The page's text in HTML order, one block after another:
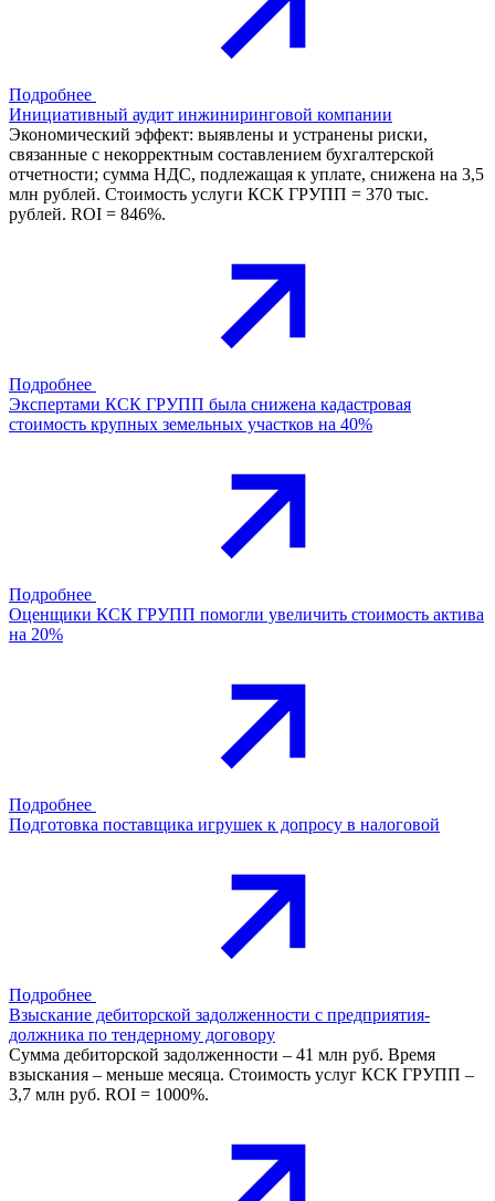
Подробнее
Инициативный аудит инжиниринговой компании
Экономический эффект: выявлены и устранены риски,
связанные с некорректным составлением бухгалтерской
отчетности; сумма НДС, подлежащая к уплате, снижена на 3,5
млн рублей. Стоимость услуги КСК ГРУПП = 370 тыс.
рублей. ROI = 846%.
Подробнее
Экспертами КСК ГРУПП была снижена кадастровая
стоимость крупных земельных участков на 40%
Подробнее
Оценщики КСК ГРУПП помогли увеличить стоимость актива
на 20%
Подробнее
Подготовка поставщика игрушек к допросу в налоговой
Подробнее
Взыскание дебиторской задолженности с предприятия-
должника по тендерному договору
Сумма дебиторской задолженности – 41 млн руб. Время
взыскания – меньше месяца. Стоимость услуг КСК ГРУПП –
3,7 млн руб. ROI = 1000%.